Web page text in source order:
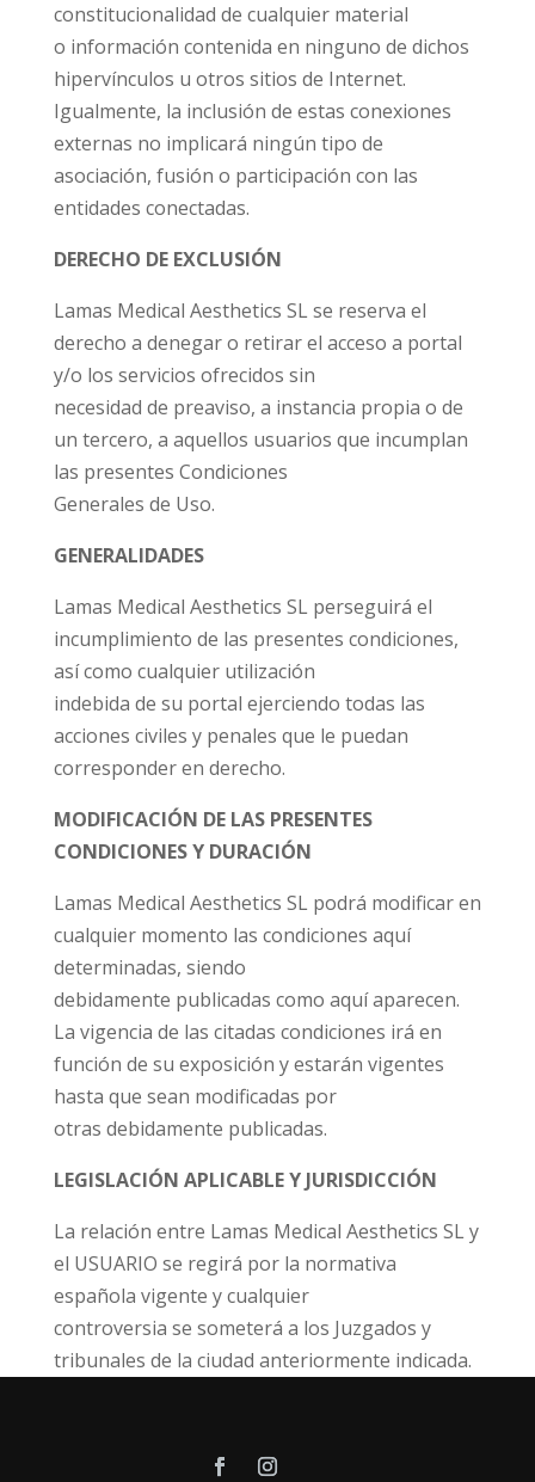
constitucionalidad de cualquier material
o información contenida en ninguno de dichos
hipervínculos u otros sitios de Internet.
Igualmente, la inclusión de estas conexiones
externas no implicará ningún tipo de
asociación, fusión o participación con las
entidades conectadas.
DERECHO DE EXCLUSIÓN
Lamas Medical Aesthetics SL se reserva el
derecho a denegar o retirar el acceso a portal
y/o los servicios ofrecidos sin
necesidad de preaviso, a instancia propia o de
un tercero, a aquellos usuarios que incumplan
las presentes Condiciones
Generales de Uso.
GENERALIDADES
Lamas Medical Aesthetics SL perseguirá el
incumplimiento de las presentes condiciones,
así como cualquier utilización
indebida de su portal ejerciendo todas las
acciones civiles y penales que le puedan
corresponder en derecho.
MODIFICACIÓN DE LAS PRESENTES
CONDICIONES Y DURACIÓN
Lamas Medical Aesthetics SL podrá modificar en
cualquier momento las condiciones aquí
determinadas, siendo
debidamente publicadas como aquí aparecen.
La vigencia de las citadas condiciones irá en
función de su exposición y estarán vigentes
hasta que sean modificadas por
otras debidamente publicadas.
LEGISLACIÓN APLICABLE Y JURISDICCIÓN
La relación entre Lamas Medical Aesthetics SL y
el USUARIO se regirá por la normativa
española vigente y cualquier
controversia se someterá a los Juzgados y
tribunales de la ciudad anteriormente indicada.